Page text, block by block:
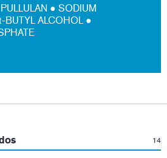
● SODIUM
BUTYL ALCOHOL ●
: 14